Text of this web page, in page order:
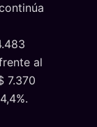
al
7.370